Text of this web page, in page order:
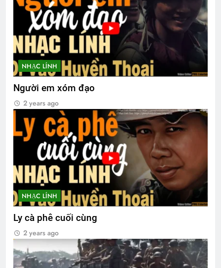
NHẠC LÍNH
Người em xóm đạo
2 years ago
NHẠC LÍNH
Ly cà phê cuối cùng
2 years ago